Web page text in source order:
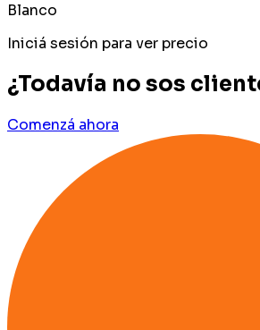
Blanco
Iniciá sesión para ver precio
¿Todavía no sos
Comenzá ahora